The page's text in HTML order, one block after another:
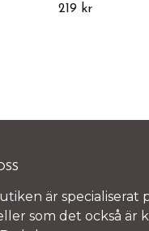
219 kr
är specialiserat
som det också är